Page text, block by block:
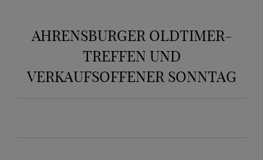
AHRENSBURGER OLDTIMER-
TREFFEN UND
VERKAUFSOFFENER SONNTAG